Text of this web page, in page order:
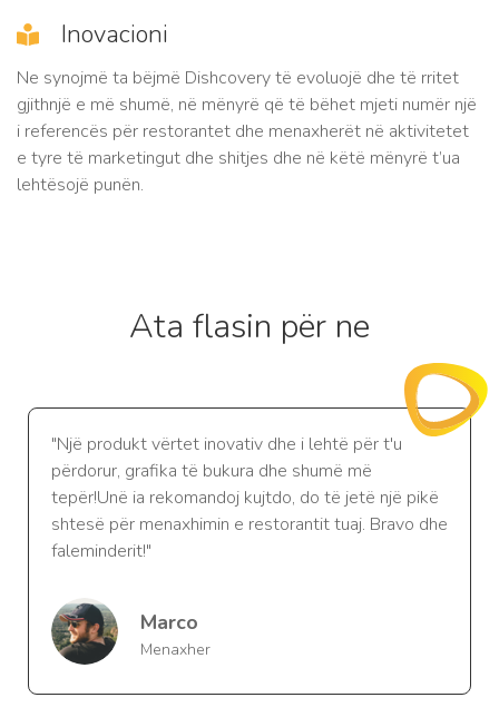
Inovacioni
Ne synojmë ta bëjmë Dishcovery të evoluojë dhe të rritet
gjithnjë e më shumë, në mënyrë që të bëhet mjeti numër një
i referencës për restorantet dhe menaxherët në aktivitetet
e tyre të marketingut dhe shitjes dhe në këtë mënyrë t’ua
lehtësojë punën.
Ata flasin për ne
"Një produkt vërtet inovativ dhe i lehtë për t'u
përdorur, grafika të bukura dhe shumë më
tepër!Unë ia rekomandoj kujtdo, do të jetë një pikë
shtesë për menaxhimin e restorantit tuaj. Bravo dhe
faleminderit!"
Marco
Menaxher